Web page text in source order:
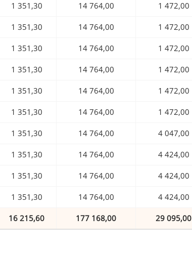
1 351,30 14 764,00 1 472,00
1 351,30 14 764,00 1 472,00
1 351,30 14 764,00 1 472,00
1 351,30 14 764,00 1 472,00
1 351,30 14 764,00 1 472,00
1 351,30 14 764,00 1 472,00
1 351,30 14 764,00 4 047,00
1 351,30 14 764,00 4 424,00
1 351,30 14 764,00 4 424,00
1 351,30 14 764,00 4 424,00
16 215,60 177 168,00 29 095,00